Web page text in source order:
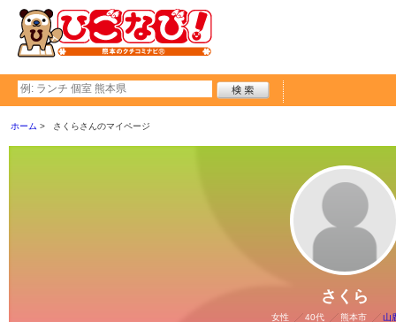
ホーム さくらさんのマイページ
さくら
女性 40代 熊本市 山